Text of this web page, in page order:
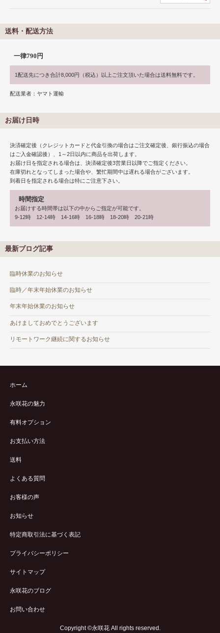
送料・配送方法
一律790円
1配送先につき合計8,000円（税込）以上ご注文頂いた場合は送料無料です。
配送業者：ヤマト運輸
お届け日時
決済確定後（クレジットカードと代金引換の場合はご注文確定後、銀行振込の場合
はご入金確認後）、1～2日以内に商品を出荷します。
お届け日を指定される場合は、決済確定後3営業日以降でご指定ください。
在庫切れとなってしまった場合や、繁忙期間中は遅れる場合がございます。
到着日を指定される場合は特にご注意下さい。
時間指定
お届けする時間帯は以下の中からご指定が可能です。
9-12時 12-14時 14-16時 16-18時 18-20時 20-21時
最新ブログ記事
臨時休業のお知らせ
臨時／年末年始休業のお知らせ
年末年始休業のお知らせ
あけましておめでとうございます
リモートワーク継続に関するお知らせ
ホーム
永咲花の魅力
有料オプション
お支払い方法
送料
よくある質問
お客様の声
お知らせ
特定商取引法に基づく表記
プライバシーポリシー
サイトマップ
永咲花のブログ
お問い合わせ
Copyright ©永咲花 All rights reserved.